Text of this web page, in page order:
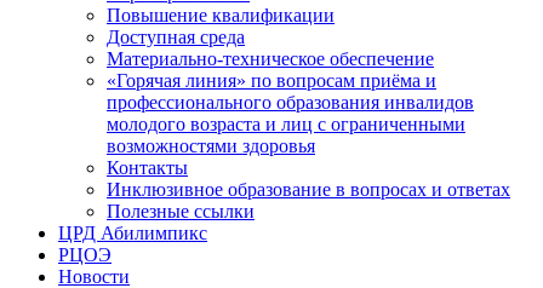
Повышение квалификации
Доступная среда
Материально-техническое обеспечение
«Горячая линия» по вопросам приёма и
профессионального образования инвалидов
молодого возраста и лиц с ограниченными
возможностями здоровья
Контакты
Инклюзивное образование в вопросах и ответах
Полезные ссылки
ЦРД Абилимпикс
РЦОЭ
Новости